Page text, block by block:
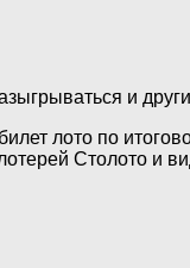
и
лото по
Столото и